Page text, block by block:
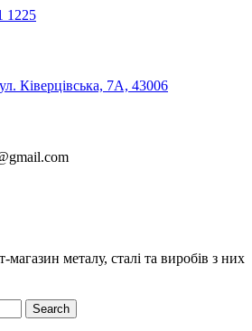
1225
Ківерцівська, 7А, 43006
металу, сталі та виробів з них
Search